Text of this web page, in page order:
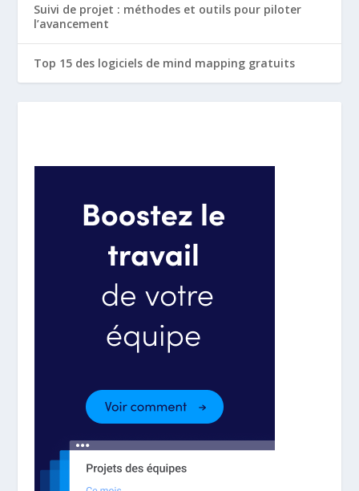
Suivi de projet : méthodes et outils pour piloter
l’avancement
Top 15 des logiciels de mind mapping gratuits